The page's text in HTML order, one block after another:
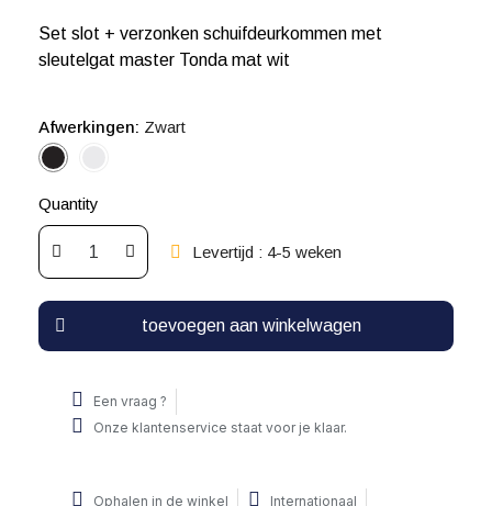
Set slot + verzonken schuifdeurkommen met
sleutelgat master Tonda mat wit
Afwerkingen Zwart
Quantity
Levertijd : 4-5 weken
toevoegen aan winkelwagen
Een vraag ?
Onze klantenservice staat voor je klaar.
Ophalen in de winkel
Internationaal